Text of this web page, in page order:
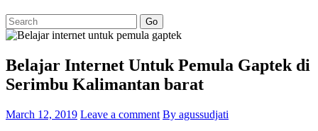
Go
Belajar Internet Untuk Pemula Gaptek di
Serimbu Kalimantan barat
March 12, 2019 Leave a comment By agussudjati